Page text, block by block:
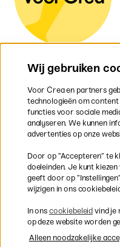
Snel en veilig
Wij gebruiken
Voor Crea en partners
technologieën om
functies voor sociale
analyseren. We kunnen
advertenties op onze
Door op ”Accepteren” te
doeleinden. Je kunt
geeft door op
wijzigen in ons
In ons cookiebeleid vind je
op deze website worden
Alleen noodzakelijke